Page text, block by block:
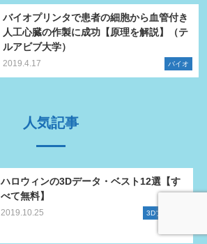
バイオプリンタで患者の細胞から血管付き
人工心臓の作製に成功【原理を解説】（テ
ルアビブ大学）
2019.4.17 バイオ
人気記事
ハロウィンの3Dデータ・ベスト12選【す
べて無料】
2019.10.25 3Dプリンタ